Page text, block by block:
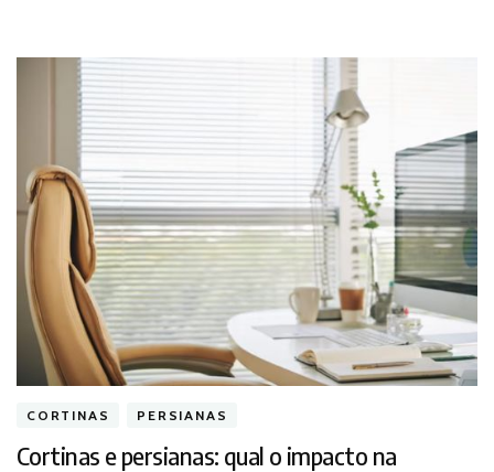
CORTINAS PERSIANAS
Cortinas e persianas: qual o impacto na